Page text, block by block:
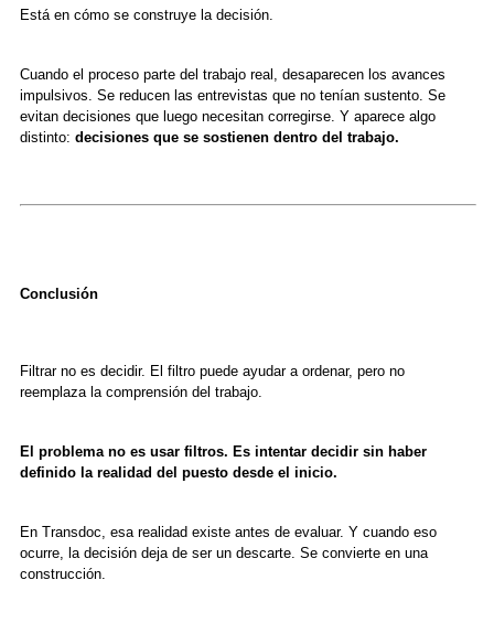
Está en cómo se construye la decisión.
Cuando el proceso parte del trabajo real, desaparecen los avances
impulsivos. Se reducen las entrevistas que no tenían sustento. Se
evitan decisiones que luego necesitan corregirse. Y aparece algo
distinto: decisiones que se sostienen dentro del trabajo.
Conclusión
Filtrar no es decidir. El filtro puede ayudar a ordenar, pero no
reemplaza la comprensión del trabajo.
El problema no es usar filtros. Es intentar decidir sin haber
definido la realidad del puesto desde el inicio.
En Transdoc, esa realidad existe antes de evaluar. Y cuando eso
ocurre, la decisión deja de ser un descarte. Se convierte en una
construcción.